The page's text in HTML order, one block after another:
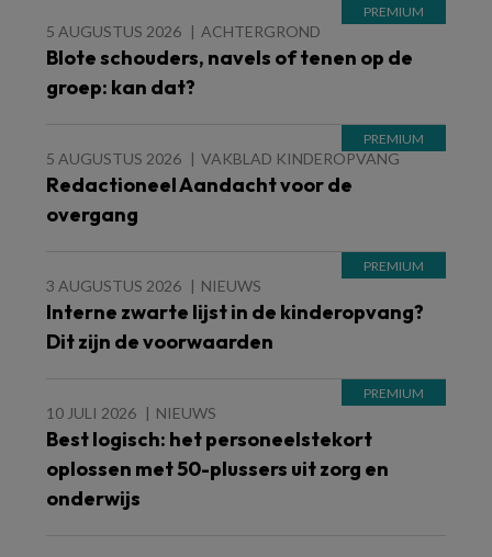
5 AUGUSTUS 2026 ACHTERGROND
Blote schouders, navels of tenen op de
groep: kan dat?
5 AUGUSTUS 2026 VAKBLAD KINDEROPVANG
Redactioneel Aandacht voor de
overgang
3 AUGUSTUS 2026 NIEUWS
Interne zwarte lijst in de kinderopvang?
Dit zijn de voorwaarden
10 JULI 2026 NIEUWS
Best logisch: het personeelstekort
oplossen met 50-plussers uit zorg en
onderwijs